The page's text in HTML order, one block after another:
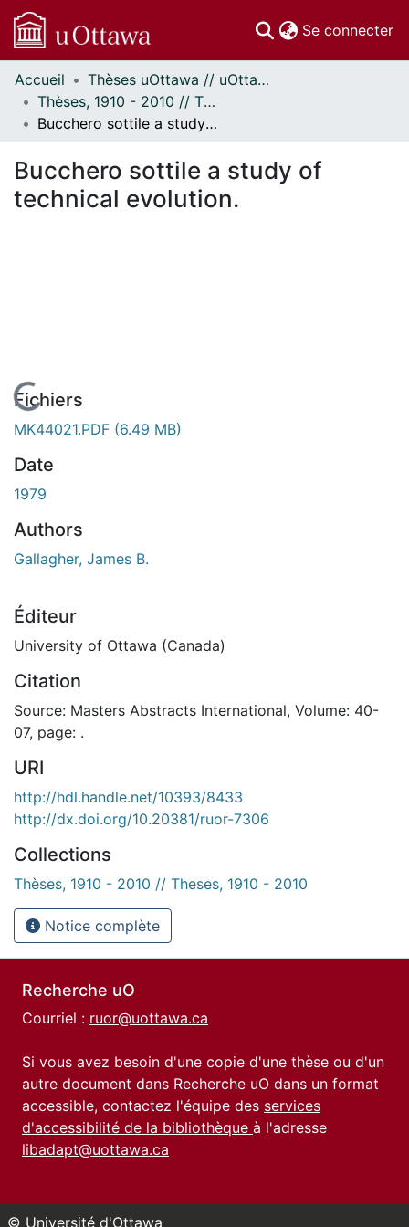
Se connecter
Communautés
et collections
Parcourir
À propos
Accueil
Thèses uOttawa // uOttawa Theses
Thèses, 1910 - 2010 // Theses, 1910 - 2010
Bucchero sottile a study of technical evolution.
Bucchero sottile a study of
technical evolution.
En cours de chargement...
Fichiers
MK44021.PDF (6.49 MB)
Date
1979
Authors
Gallagher, James B.
Éditeur
University of Ottawa (Canada)
Citation
Source: Masters Abstracts International, Volume: 40-
07, page: .
URI
http://hdl.handle.net/10393/8433
http://dx.doi.org/10.20381/ruor-7306
Collections
Thèses, 1910 - 2010 // Theses, 1910 - 2010
Notice complète
Recherche uO
Courriel : ruor@uottawa.ca
Si vous avez besoin d'une copie d'une thèse ou d'un
autre document dans Recherche uO dans un format
accessible, contactez l'équipe des services
d'accessibilité de la bibliothèque à l'adresse
libadapt@uottawa.ca
© Université d'Ottawa